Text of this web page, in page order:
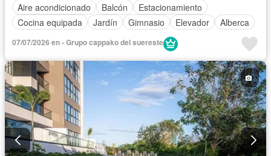
Aire acondicionado
Balcón
Estacionamiento
Cocina equipada
Jardín Gimnasio Elevador Alberca
07/07/2026 en - Grupo cappako del suereste